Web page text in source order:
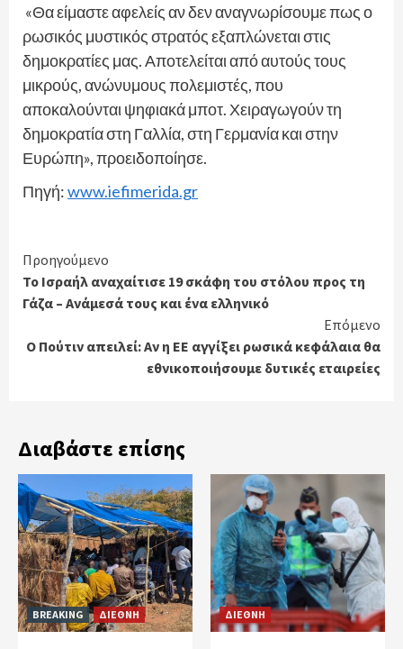
«Θα είμαστε αφελείς αν δεν αναγνωρίσουμε πως ο
ρωσικός μυστικός στρατός εξαπλώνεται στις
δημοκρατίες μας. Αποτελείται από αυτούς τους
μικρούς, ανώνυμους πολεμιστές, που
αποκαλούνται ψηφιακά μποτ. Χειραγωγούν τη
δημοκρατία στη Γαλλία, στη Γερμανία και στην
Ευρώπη», προειδοποίησε.
Πηγή:www.iefimerida.gr
Continue
Reading
Προηγούμενο
Το Ισραήλ αναχαίτισε 19 σκάφη του στόλου προς τη
Γάζα – Ανάμεσά τους και ένα ελληνικό
Επόμενο
Ο Πούτιν απειλεί: Αν η ΕΕ αγγίξει ρωσικά κεφάλαια θα
εθνικοποιήσουμε δυτικές εταιρείες
Διαβάστε επίσης
BREAKING ΔΙΕΘΝΗ ΔΙΕΘΝΗ